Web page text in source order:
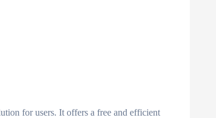
for users. It offers a free and efficient